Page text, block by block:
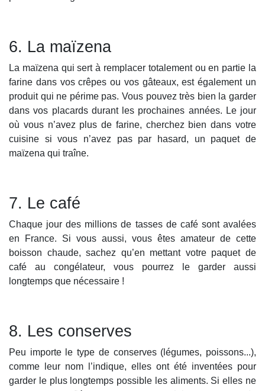
6. La maïzena
La maïzena qui sert à remplacer totalement ou en partie la
farine dans vos crêpes ou vos gâteaux, est également un
produit qui ne périme pas. Vous pouvez très bien la garder
dans vos placards durant les prochaines années. Le jour
où vous n’avez plus de farine, cherchez bien dans votre
cuisine si vous n’avez pas par hasard, un paquet de
maïzena qui traîne.
7. Le café
Chaque jour des millions de tasses de café sont avalées
en France. Si vous aussi, vous êtes amateur de cette
boisson chaude, sachez qu’en mettant votre paquet de
café au congélateur, vous pourrez le garder aussi
longtemps que nécessaire !
8. Les conserves
Peu importe le type de conserves (légumes, poissons...),
comme leur nom l’indique, elles ont été inventées pour
garder le plus longtemps possible les aliments. Si elles ne